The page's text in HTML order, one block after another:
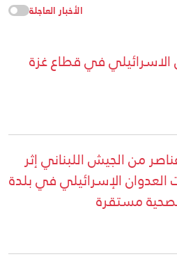
الأخبار العاجلة
الاسرائيلي في قطاع غزة
المنار: إصابة 3 عناصر من الجيش اللبناني إثر
الإسرائيلي في بلدة
مستقرة